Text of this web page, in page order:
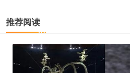
推荐阅读